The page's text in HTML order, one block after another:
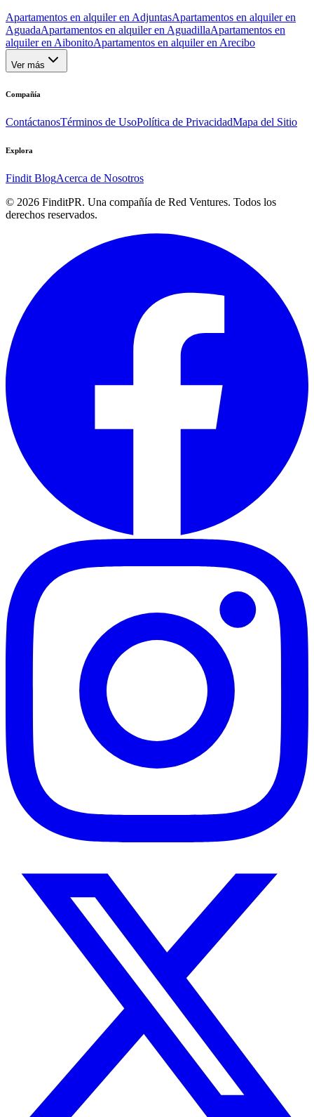
Apartamentos en alquiler en AdjuntasApartamentos en alquiler en
AguadaApartamentos en alquiler en AguadillaApartamentos en
alquiler en AibonitoApartamentos en alquiler en Arecibo
Ver más
Compañía
ContáctanosTérminos de UsoPolítica de PrivacidadMapa del Sitio
Explora
Findit BlogAcerca de Nosotros
© 2026 FinditPR. Una compañía de Red Ventures. Todos los
derechos reservados.